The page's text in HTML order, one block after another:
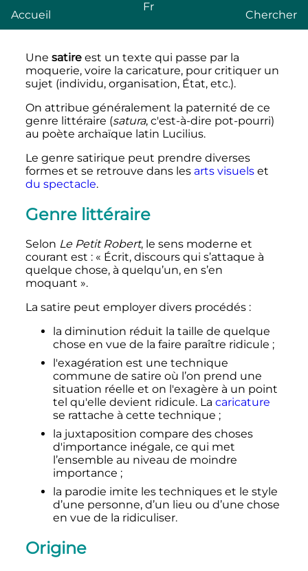
Accueil
Fr
Chercher
Une satireest un texte qui passe par la
moquerie, voire la caricature, pour critiquer un
sujet (individu, organisation, État, etc.).
On attribue généralement la paternité de ce
genre littéraire (satura, c'est-à-dire pot-pourri)
au poète archaïque latin Lucilius.
Le genre satirique peut prendre diverses
formes et se retrouve dans les arts visuelset
du spectacle.
Genre littéraire
Selon Le Petit Robert, le sens moderne et
courant est : « Écrit, discours qui s’attaque à
quelque chose, à quelqu’un, en s’en
moquant ».
La satire peut employer divers procédés :
la diminution réduit la taille de quelque
chose en vue de la faire paraître ridicule ;
l'exagération est une technique
commune de satire où l’on prend une
situation réelle et on l'exagère à un point
tel qu'elle devient ridicule. La caricature
se rattache à cette technique ;
la juxtaposition compare des choses
d'importance inégale, ce qui met
l’ensemble au niveau de moindre
importance ;
la parodie imite les techniques et le style
d’une personne, d’un lieu ou d’une chose
en vue de la ridiculiser.
Origine